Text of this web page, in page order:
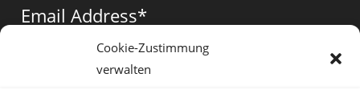
Cookie-Zustimmung
verwalten
new
new
new
tab
Email Address*